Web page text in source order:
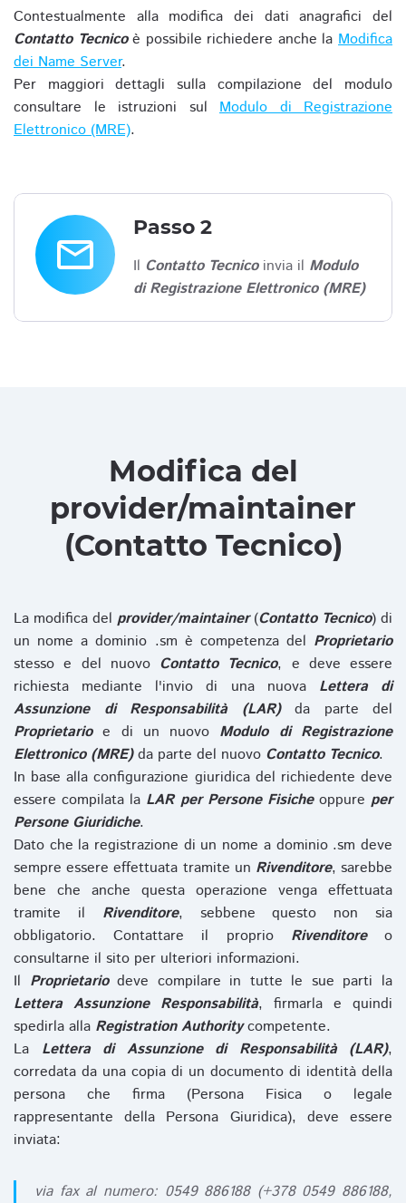
Contestualmente alla modifica dei dati anagrafici del
Contatto Tecnicoè possibile richiedere anche laModifica
dei Name Server.
Per maggiori dettagli sulla compilazione del modulo
consultare le istruzioni sul Modulo di Registrazione
Elettronico (MRE).
email
Passo 2
Il Contatto Tecnicoinvia il Modulo
di Registrazione Elettronico (MRE)
Modifica del
provider/maintainer
(Contatto Tecnico)
La modifica del provider/maintainer(Contatto Tecnico) di
un nome a dominio .sm è competenza del Proprietario
stesso e del nuovo Contatto Tecnico, e deve essere
richiesta mediante l'invio di una nuova Lettera di
Assunzione di Responsabilità (LAR)da parte del
Proprietarioe di un nuovo Modulo di Registrazione
Elettronico (MRE)da parte del nuovo Contatto Tecnico.
In base alla configurazione giuridica del richiedente deve
essere compilata la LAR per Persone Fisicheoppure per
Persone Giuridiche.
Dato che la registrazione di un nome a dominio .sm deve
sempre essere effettuata tramite un Rivenditore, sarebbe
bene che anche questa operazione venga effettuata
tramite il Rivenditore, sebbene questo non sia
obbligatorio. Contattare il proprio Rivenditoreo
consultarne il sito per ulteriori informazioni.
Il Proprietariodeve compilare in tutte le sue parti la
Lettera Assunzione Responsabilità, firmarla e quindi
spedirla alla Registration Authoritycompetente.
La Lettera di Assunzione di Responsabilità (LAR),
corredata da una copia di un documento di identità della
persona che firma (Persona Fisica o legale
rappresentante della Persona Giuridica), deve essere
inviata:
via fax al numero: 0549 886188 (+378 0549 886188,